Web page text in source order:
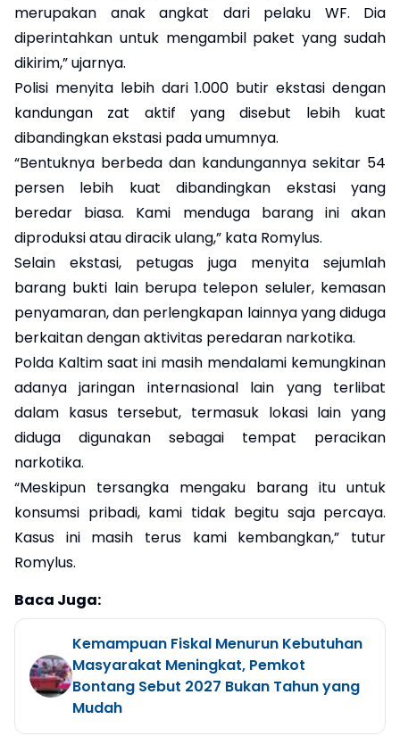
merupakan anak angkat dari pelaku WF. Dia
diperintahkan untuk mengambil paket yang sudah
dikirim,” ujarnya.
Polisi menyita lebih dari 1.000 butir ekstasi dengan
kandungan zat aktif yang disebut lebih kuat
dibandingkan ekstasi pada umumnya.
“Bentuknya berbeda dan kandungannya sekitar 54
persen lebih kuat dibandingkan ekstasi yang
beredar biasa. Kami menduga barang ini akan
diproduksi atau diracik ulang,” kata Romylus.
Selain ekstasi, petugas juga menyita sejumlah
barang bukti lain berupa telepon seluler, kemasan
penyamaran, dan perlengkapan lainnya yang diduga
berkaitan dengan aktivitas peredaran narkotika.
Polda Kaltim saat ini masih mendalami kemungkinan
adanya jaringan internasional lain yang terlibat
dalam kasus tersebut, termasuk lokasi lain yang
diduga digunakan sebagai tempat peracikan
narkotika.
“Meskipun tersangka mengaku barang itu untuk
konsumsi pribadi, kami tidak begitu saja percaya.
Kasus ini masih terus kami kembangkan,” tutur
Romylus.
Baca Juga:
Kemampuan Fiskal Menurun Kebutuhan
Masyarakat Meningkat, Pemkot
Bontang Sebut 2027 Bukan Tahun yang
Mudah